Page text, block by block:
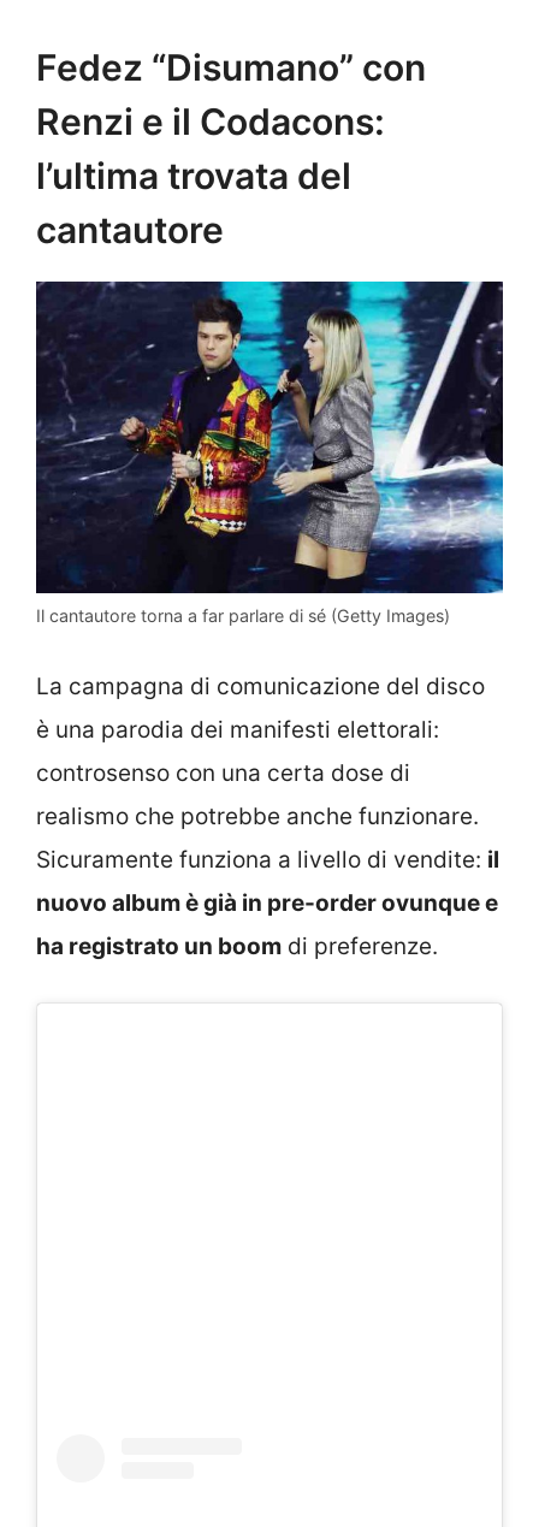
Fedez “Disumano” con
Renzi e il Codacons:
l’ultima trovata del
cantautore
Il cantautore torna a far parlare di sé (Getty Images)
La campagna di comunicazione del disco
è una parodia dei manifesti elettorali:
controsenso con una certa dose di
realismo che potrebbe anche funzionare.
Sicuramente funziona a livello di vendite: il
nuovo album è già in pre-order ovunque e
ha registrato un boom di preferenze.